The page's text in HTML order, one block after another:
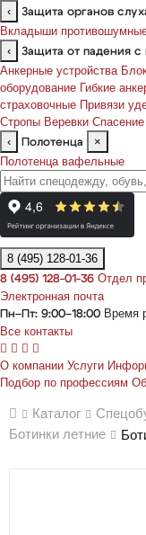
‹
Защита органов
Вкладыши
‹
Защита от падения
Анкерные устройства
оборудование Гибкие
страховочные Привязи
Стропы Веревки
‹
Полотенца
×
Полотенца вафельные
8 (495) 128-01-36
8 (495) 128-01-36 Отдел
Электронная почта
Пн–Пт: 9:00–18:00 Время
Все контакты
О компании Услуги
Подбор по профессиям
Каталог
Ботинки летние